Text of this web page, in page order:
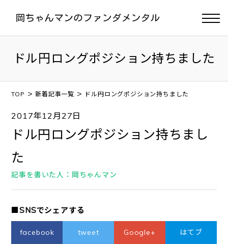
ドル円ロングポジション持ちました
TOP >新着記事一覧 > ドル円ロングポジション持ちました
2017年12月27日
ドル円ロングポジション持ちまし
た
記事を書いた人：岡ちゃんマン
■SNSでシェアする
facebook tweet Google+ はてブ